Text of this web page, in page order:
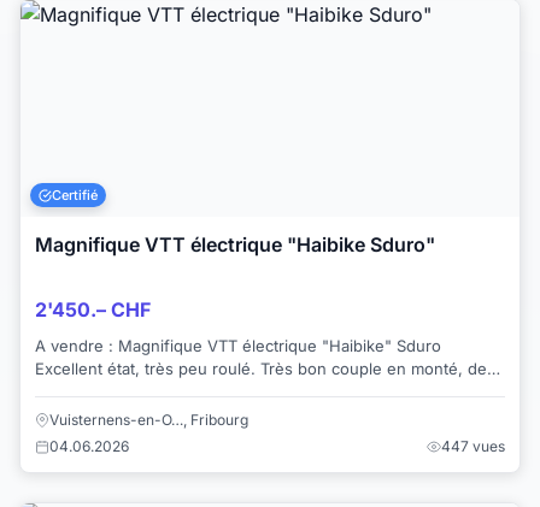
Certifié
Magnifique VTT électrique "Haibike Sduro"
2'450.– CHF
A vendre : Magnifique VTT électrique "Haibike" Sduro
Excellent état, très peu roulé. Très bon couple en monté, de
Vuisternens-en-O…, Fribourg
04.06.2026
447 vues